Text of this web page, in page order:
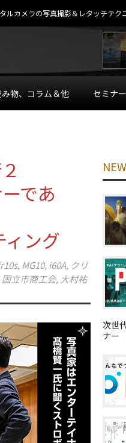
ルカメラの写真撮影＆レタッチテ
物、コラム＆他 セミナー
であ
ィング
, MG10,i60A, クリ
国立市商工会, 大村祐
次世
ナー